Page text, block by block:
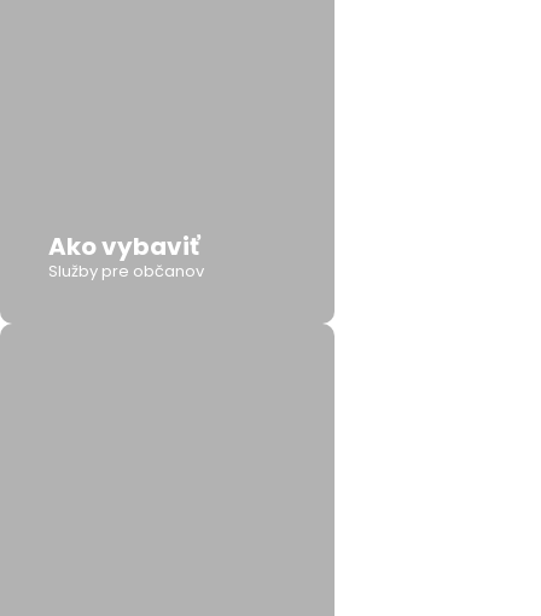
Ako vybaviť
Služby pre občanov